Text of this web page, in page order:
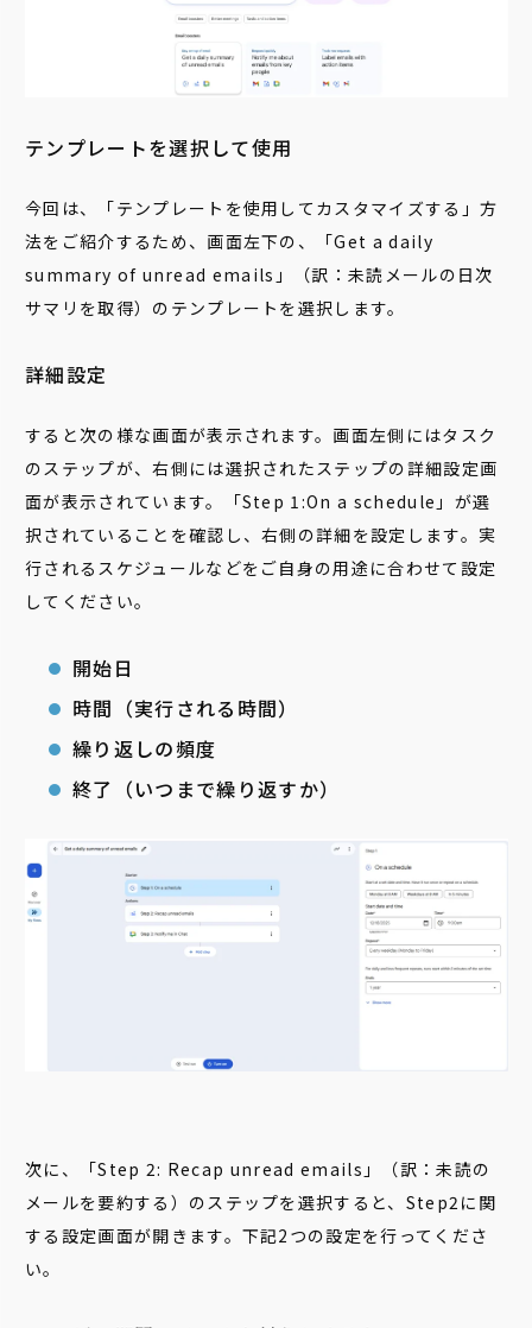
テンプレートを選択して使用
今回は、「テンプレートを使用してカスタマイズする」方
法をご紹介するため、画面左下の、「Get a daily
summary of unread emails」（訳：未読メールの日次
サマリを取得）のテンプレートを選択します。
詳細設定
すると次の様な画面が表示されます。画面左側にはタスク
のステップが、右側には選択されたステップの詳細設定画
面が表示されています。「Step 1:On a schedule」が選
択されていることを確認し、右側の詳細を設定します。実
行されるスケジュールなどをご自身の用途に合わせて設定
してください。
開始日
時間（実行される時間）
繰り返しの頻度
終了（いつまで繰り返すか）
次に、「Step 2: Recap unread emails」（訳：未読の
メールを要約する）のステップを選択すると、Step2に関
する設定画面が開きます。下記2つの設定を行ってくださ
い。